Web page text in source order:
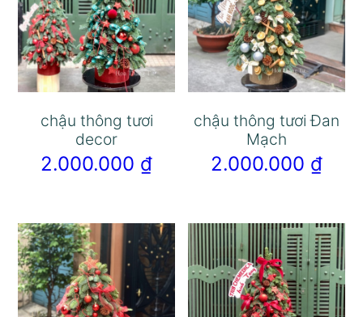
chậu thông tươi
decor
2.000.000 ₫
chậu thông tươi Đan
Mạch
2.000.000 ₫